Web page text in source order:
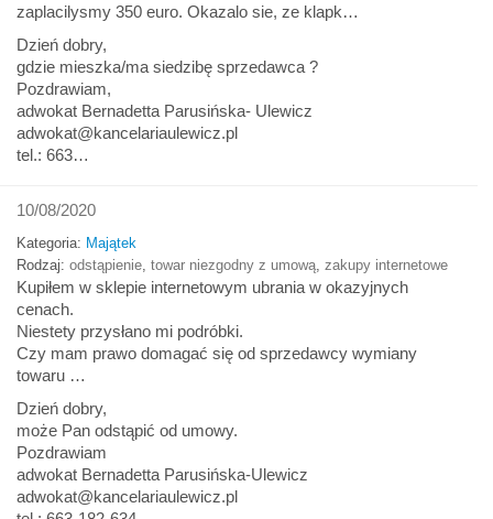
zaplacilysmy 350 euro. Okazalo sie, ze klapk…
Dzień dobry,
gdzie mieszka/ma siedzibę sprzedawca ?
Pozdrawiam,
adwokat Bernadetta Parusińska- Ulewicz
adwokat@kancelariaulewicz.pl
tel.: 663…
10/08/2020
Kategoria: Majątek
Rodzaj: odstąpienie towar niezgodny z umową zakupy internetowe
Kupiłem w sklepie internetowym ubrania w okazyjnych
cenach.
Niestety przysłano mi podróbki.
Czy mam prawo domagać się od sprzedawcy wymiany
towaru …
Dzień dobry,
może Pan odstąpić od umowy.
Pozdrawiam
adwokat Bernadetta Parusińska-Ulewicz
adwokat@kancelariaulewicz.pl